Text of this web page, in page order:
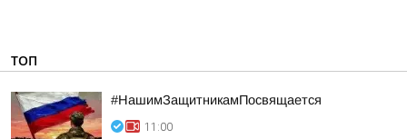
ТОП
#НашимЗащитникамПосвящается
11:00